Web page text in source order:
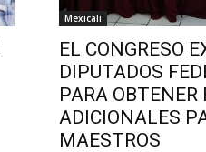
Mexicali
EL CONGRESO
DIPUTADOS
PARA OBTENER
ADICIONALES
MAESTROS